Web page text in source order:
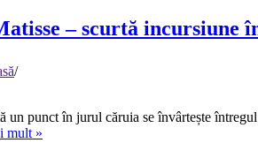
– scurtă incursiune
un punct în jurul căruia se învârtește
mult »